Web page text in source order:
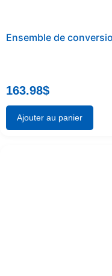
Ensemble de
163.98$
Ajouter au panier